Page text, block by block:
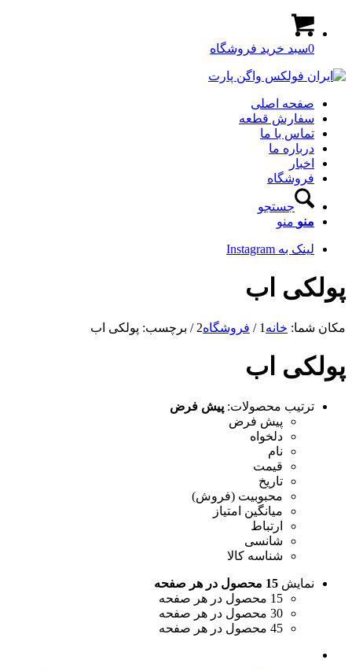
0سبد خرید فروشگاه
صفحه اصلی
سفارش قطعه
تماس با ما
درباره ما
اخبار
فروشگاه
جستجو
منو منو
لینک به Instagram
پولکی اب
مکان شما: خانه 1
/ فروشگاه2
/ برچسب: پولکی اب
پولکی اب
ترتیب محصولات: پیش فرض
پیش فرض
دلخواه
نام
قیمت
تاریخ
محبوبیت (فروش)
میانگین امتیاز
ارتباط
شانسی
شناسه کالا
نمایش 15 محصول در هر صفحه
15 محصول در هر صفحه
30 محصول در هر صفحه
45 محصول در هر صفحه